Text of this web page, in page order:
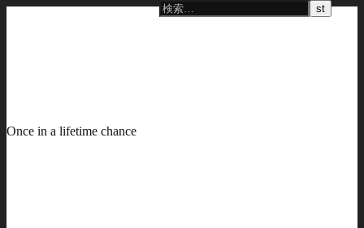
Once in a lifetime chance